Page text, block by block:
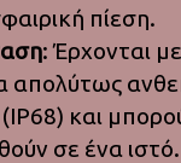
πίεση.
: Έρχονται
απολύτως
και
σε ένα ιστό.